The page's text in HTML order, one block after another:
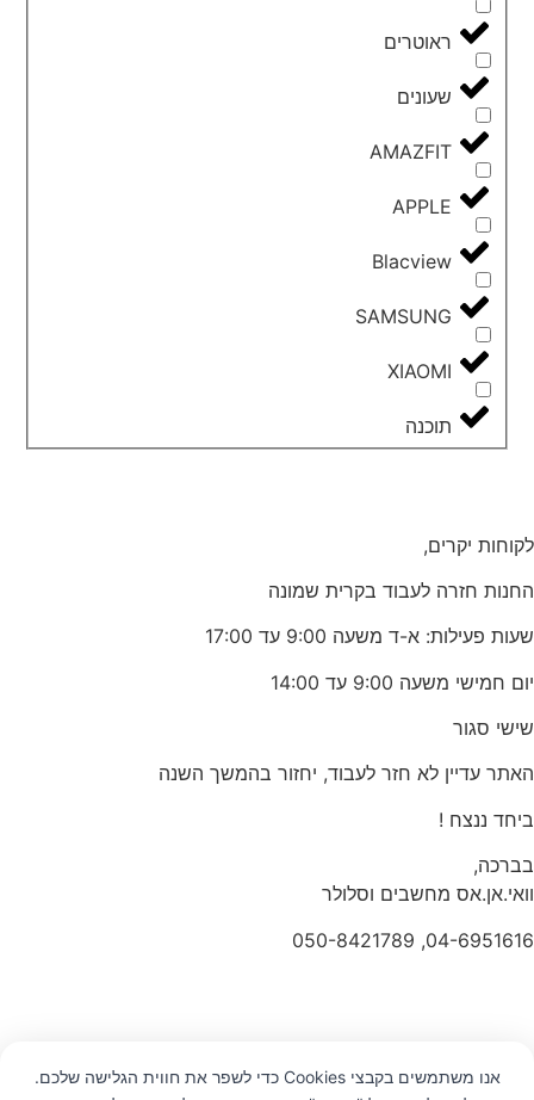
ראוטרים
שעונים
AMAZFIT
APPLE
Blacview
SAMSUNG
XIAOMI
תוכנה
לקוחות יקרים,
החנות חזרה לעבוד בקרית שמונה
שעות פעילות: א-ד משעה 9:00 עד 17:00
יום חמישי משעה 9:00 עד 14:00
שישי סגור
האתר עדיין לא חזר לעבוד, יחזור בהמשך השנה
ביחד ננצח !
בברכה,
וואי.אן.אס מחשבים וסלולר
04-6951616, 050-8421789
אנו משתמשים בקבצי Cookies כדי לשפר את חווית הגלישה שלכם.